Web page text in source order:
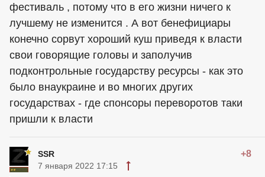
фестиваль , потому что в его жизни ничего к
лучшему не изменится . А вот бенефициары
конечно сорвут хороший куш приведя к власти
свои говорящие головы и заполучив
подконтрольные государству ресурсы - как это
было внаукраине и во многих других
государствах - где спонсоры переворотов таки
пришли к власти
SSR +8
7 января 2022 17:15